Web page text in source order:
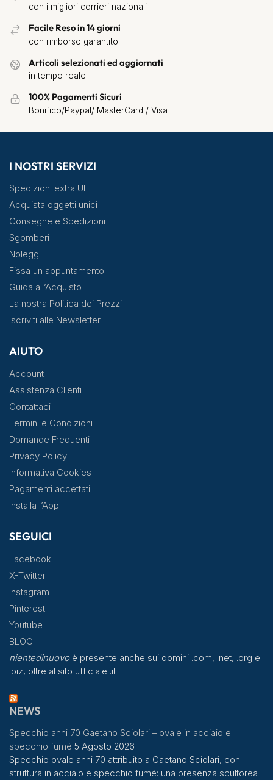
con i migliori corrieri nazionali
Facile Reso in 14 giorni
con rimborso garantito
Articoli selezionati ed aggiornati
in tempo reale
100% Pagamenti Sicuri
Bonifico/Paypal/ MasterCard / Visa
I NOSTRI SERVIZI
Spedizioni extra UE
Acquista oggetti unici
Consegne e Spedizioni
Sgomberi
Noleggi
Fissa un appuntamento
Guida all’Acquisto
La nostra Politica dei Prezzi
Iscriviti alle Newsletter
AIUTO
Account
Assistenza Clienti
Contattaci
Termini e Condizioni
Domande Frequenti
Privacy Policy
Informativa Cookies
Pagamenti accettati
Installa l’App
SEGUICI
Facebook
X-Twitter
Instagram
Pinterest
Youtube
BLOG
nientedinuovoè presente anche sui domini .com, .net, .org e
.biz, oltre al sito ufficiale .it
NEWS
Specchio anni 70 Gaetano Sciolari – ovale in acciaio e
specchio fumé 5 Agosto 2026
Specchio ovale anni 70 attribuito a Gaetano Sciolari, con
struttura in acciaio e specchio fumé: una presenza scultorea